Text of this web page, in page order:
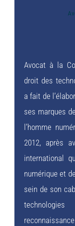
Avocat à la
droit des
a fait de
ses marques
l’homme
2012, après
international
numérique et
sein de son